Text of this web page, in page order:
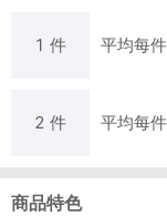
1 件 平均每件
2 件 平均每件
商品特色